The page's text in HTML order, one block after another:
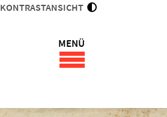
KONTRASTANSICHT
MENÜ